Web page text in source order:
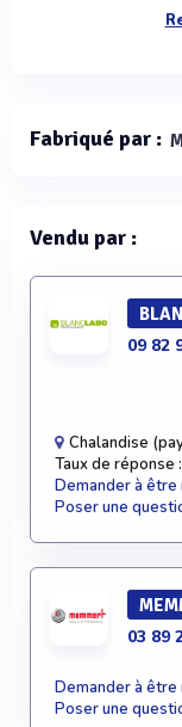
Fabriqué par :
Vendu par :
09 82
Chalandise
Taux de réponse :
Demander à
Poser une
03 89
Demander à
Poser une